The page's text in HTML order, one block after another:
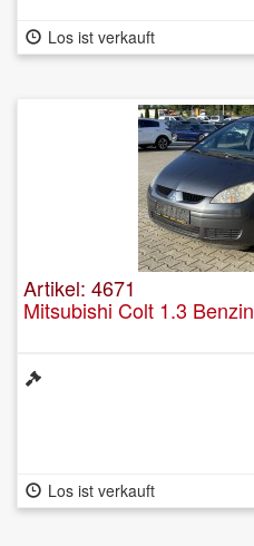
Los ist verkauft
Artikel: 4671
Mitsubishi Colt 1.3 Benzin
Los ist verkauft